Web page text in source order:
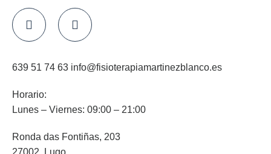
Ronda das Fontiñas, 203
27002, Lugo
Horario:
Lunes – Viernes: 09:00 – 21:00
639 51 74 63 info@fisioterapiamartinezblanco.es